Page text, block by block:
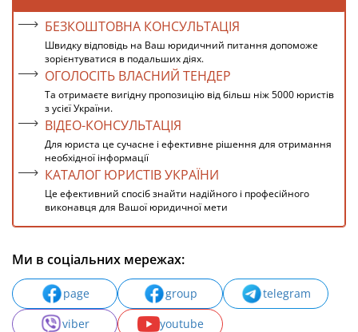
БЕЗКОШТОВНА КОНСУЛЬТАЦІЯ
Швидку відповідь на Ваш юридичний питання допоможе
зорієнтуватися в подальших діях.
ОГОЛОСІТЬ ВЛАСНИЙ ТЕНДЕР
Та отримаєте вигідну пропозицію від більш ніж 5000 юристів
з усієї України.
ВІДЕО-КОНСУЛЬТАЦІЯ
Для юриста це сучасне і ефективне рішення для отримання
необхідної інформації
КАТАЛОГ ЮРИСТІВ УКРАЇНИ
Це ефективний спосіб знайти надійного і професійного
виконавця для Вашої юридичної мети
Ми в соціальних мережах:
page group
telegram
viber
youtube